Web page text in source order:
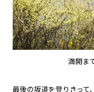
満開ま
最後の坂道を登りきって